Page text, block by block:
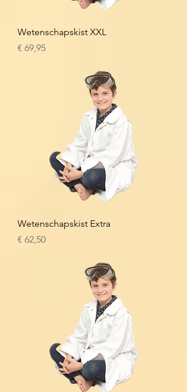
Wetenschapskist XXL
Prijs
€ 69,95
Wetenschapskist Extra
Prijs
€ 62,50